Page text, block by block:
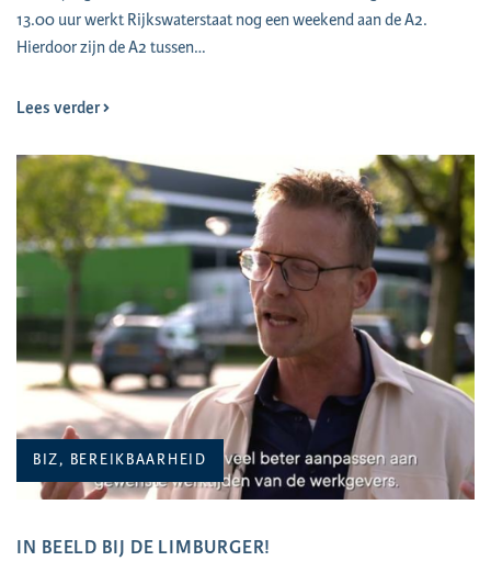
13.00 uur werkt Rijkswaterstaat nog een weekend aan de A2.
Hierdoor zijn de A2 tussen…
Lees verder
BIZ, BEREIKBAARHEID
IN BEELD BIJ DE LIMBURGER!